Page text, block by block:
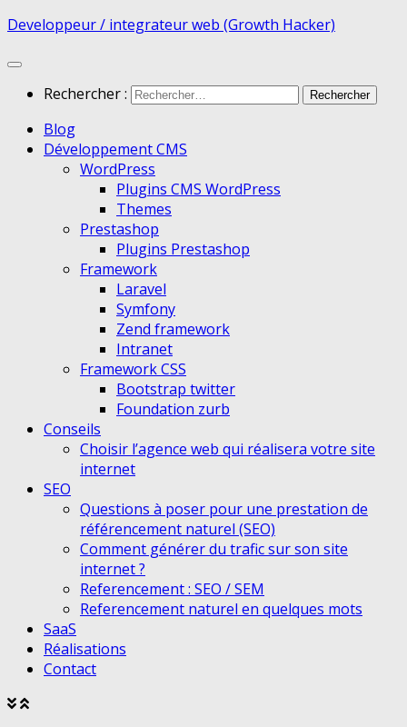
Developpeur / integrateur web (Growth Hacker)
Rechercher :
Blog
Développement CMS
WordPress
Plugins CMS WordPress
Themes
Prestashop
Plugins Prestashop
Framework
Laravel
Symfony
Zend framework
Intranet
Framework CSS
Bootstrap twitter
Foundation zurb
Conseils
Choisir l’agence web qui réalisera votre site
internet
SEO
Questions à poser pour une prestation de
référencement naturel (SEO)
Comment générer du trafic sur son site
internet ?
Referencement : SEO / SEM
Referencement naturel en quelques mots
SaaS
Réalisations
Contact
Agrandir
Réduire